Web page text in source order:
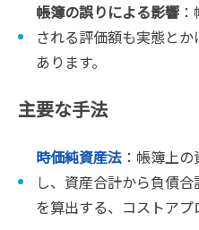
帳簿の誤りによる影響
される評価額も実態と
あります。
主要な手法
時価純資産法 ：帳簿上
し、資産合計から負債
を算出する、コストアプ